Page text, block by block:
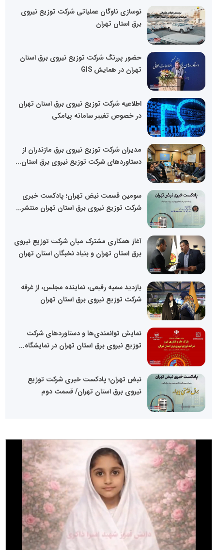
نوسازی ناوگان عملیاتی شرکت توزیع نیروی
برق استان تهران
حضور پررنگ شرکت توزیع نیروی برق استان
تهران در همایش GIS
اطلاعیه شرکت توزیع نیروی برق استان تهران
در خصوص تغییر سامانه پیامکی
مدیران شرکت توزیع نیروی برق مازندران از
دستاوردهای شرکت توزیع نیروی برق استان...
سومین قسمت نبض تهران؛ پادکست خبری
شرکت توزیع نیروی برق استان تهران منتشر...
آغاز همکاری مشترک میان شرکت توزیع نیروی
برق استان تهران و بنیاد نخبگان استان تهران
بازدید سمیه رفیعی، نماینده مجلس، از غرفه
شرکت توزیع نیروی برق استان تهران
نمایش توانمندی‌ها و دستاوردهای شرکت
توزیع نیروی برق استان تهران در نمایشگاه...
نبض تهران؛ پادکست خبری شرکت توزیع
نیروی برق استان تهران/ قسمت دوم